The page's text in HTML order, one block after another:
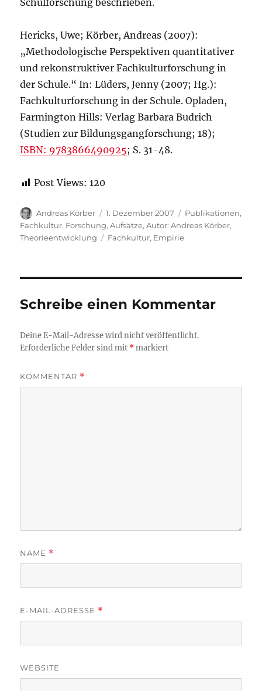
Schulforschung beschrieben.
Hericks, Uwe; Körber, Andreas (2007):
„Methodologische Perspektiven quantitativer
und rekonstruktiver Fachkulturforschung in
der Schule.“ In: Lüders, Jenny (2007; Hg.):
Fachkulturforschung in der Schule. Opladen,
Farmington Hills: Verlag Barbara Budrich
(Studien zur Bildungsgangforschung; 18);
ISBN: 9783866490925; S. 31-48.
Post Views: 120
Autor
Andreas Körber
Veröffentlicht
am
1. Dezember 2007 Kategorien
Publikationen,
Fachkultur, Forschung,Aufsätze,Autor: Andreas Körber,
Theorieentwicklung
Schlagwörter
Fachkultur, Empirie
Schreibe einen Kommentar
Deine E-Mail-Adresse wird nicht veröffentlicht.
Erforderliche Felder sind mit *markiert
KOMMENTAR *
NAME *
E-MAIL-ADRESSE *
WEBSITE